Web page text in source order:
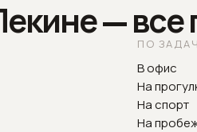
—
ПО
В офис
На
На спорт
На